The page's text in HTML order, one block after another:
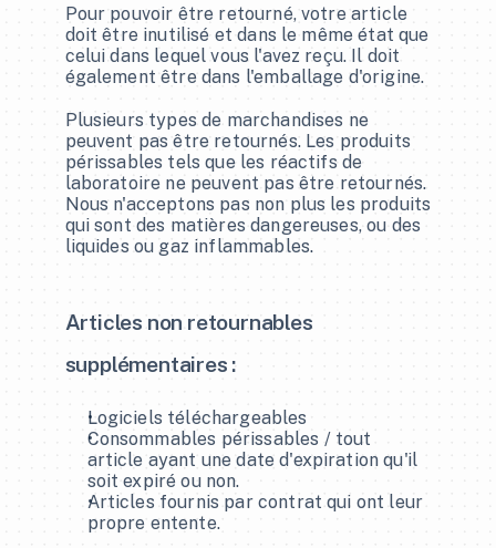
Services de médias
sociaux
Identité de marque
Services de conception graphique
Événements hybrides
Diffusion en continu
Production vidéo d'entreprise
Se connecter
Se connecter
Pour pouvoir être retourné, votre article
doit être inutilisé et dans le même état que
celui dans lequel vous l'avez reçu. Il doit
également être dans l'emballage d'origine.
Plusieurs types de marchandises ne
peuvent pas être retournés. Les produits
périssables tels que les réactifs de
laboratoire ne peuvent pas être retournés.
Nous n'acceptons pas non plus les produits
qui sont des matières dangereuses, ou des
liquides ou gaz inflammables.
Articles non retournables
supplémentaires :
Logiciels téléchargeables
Consommables périssables / tout
article ayant une date d'expiration qu'il
soit expiré ou non.
Articles fournis par contrat qui ont leur
propre entente.